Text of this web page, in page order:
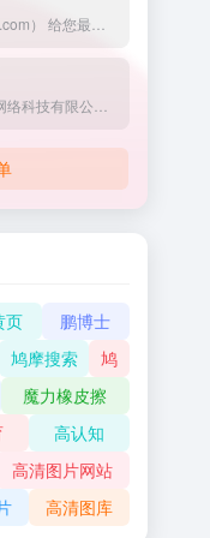
页
鹏博士
鸠摩搜索
鸠
魔力橡皮擦
高认知
高清图片网站
高清图库